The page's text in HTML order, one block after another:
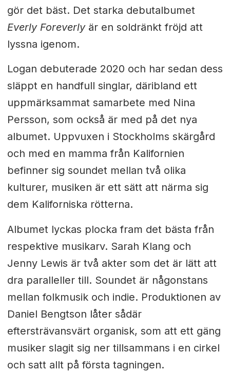
gör det bäst. Det starka debutalbumet
Everly Foreverly är en soldränkt fröjd att
lyssna igenom.
Logan debuterade 2020 och har sedan dess
släppt en handfull singlar, däribland ett
uppmärksammat samarbete med Nina
Persson, som också är med på det nya
albumet. Uppvuxen i Stockholms skärgård
och med en mamma från Kalifornien
befinner sig soundet mellan två olika
kulturer, musiken är ett sätt att närma sig
dem Kaliforniska rötterna.
Albumet lyckas plocka fram det bästa från
respektive musikarv. Sarah Klang och
Jenny Lewis är två akter som det är lätt att
dra paralleller till. Soundet är någonstans
mellan folkmusik och indie. Produktionen av
Daniel Bengtson låter sådär
eftersträvansvärt organisk, som att ett gäng
musiker slagit sig ner tillsammans i en cirkel
och satt allt på första tagningen.